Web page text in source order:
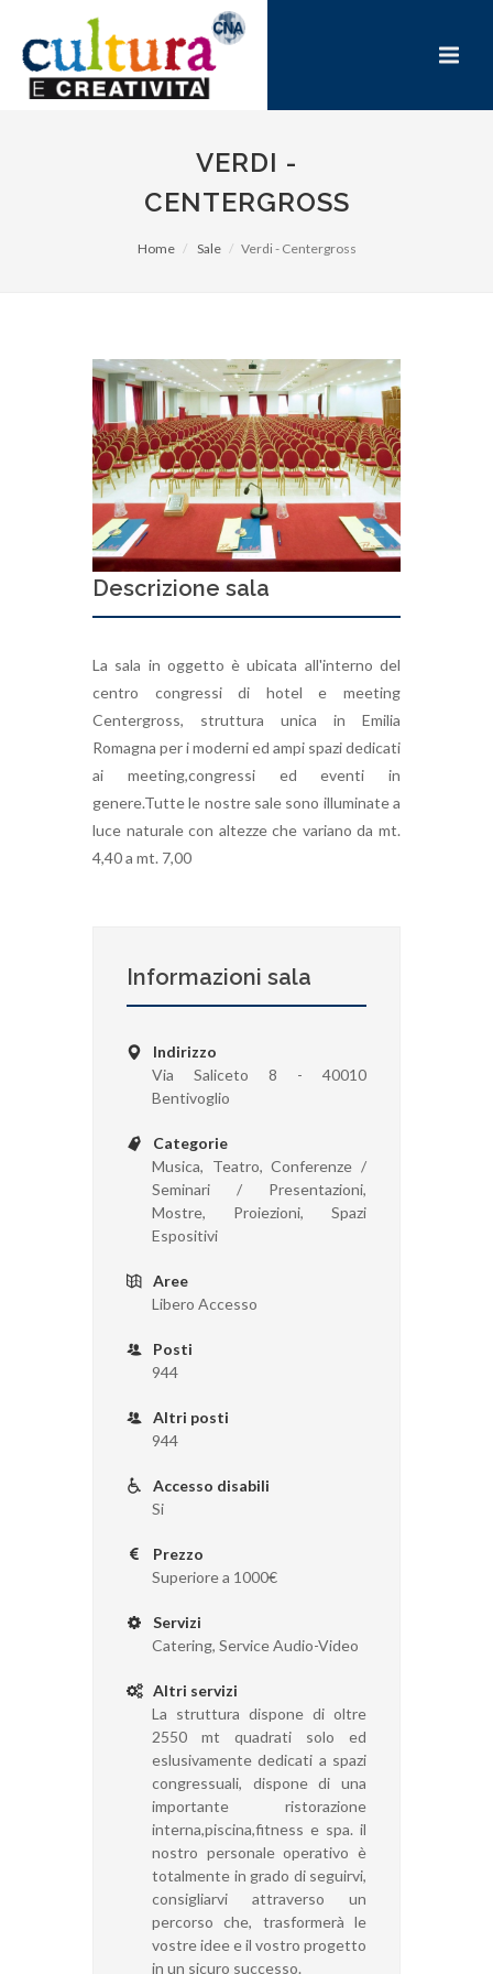
VERDI -
CENTERGROSS
Home Sale Verdi - Centergross
Descrizione sala
La sala in oggetto è ubicata all'interno del
centro congressi di hotel e meeting
Centergross, struttura unica in Emilia
Romagna per i moderni ed ampi spazi dedicati
ai meeting,congressi ed eventi in
genere.Tutte le nostre sale sono illuminate a
luce naturale con altezze che variano da mt.
4,40 a mt. 7,00
Informazioni sala
Indirizzo
Via Saliceto 8 - 40010
Bentivoglio
Categorie
Musica, Teatro, Conferenze /
Seminari / Presentazioni,
Mostre, Proiezioni, Spazi
Espositivi
Aree
Libero Accesso
Posti
944
Altri posti
944
Accesso disabili
Si
Prezzo
Superiore a 1000€
Servizi
Catering, Service Audio-Video
Altri servizi
La struttura dispone di oltre
2550 mt quadrati solo ed
eslusivamente dedicati a spazi
congressuali, dispone di una
importante ristorazione
interna,piscina,fitness e spa. il
nostro personale operativo è
totalmente in grado di seguirvi,
consigliarvi attraverso un
percorso che, trasformerà le
vostre idee e il vostro progetto
in un sicuro successo.